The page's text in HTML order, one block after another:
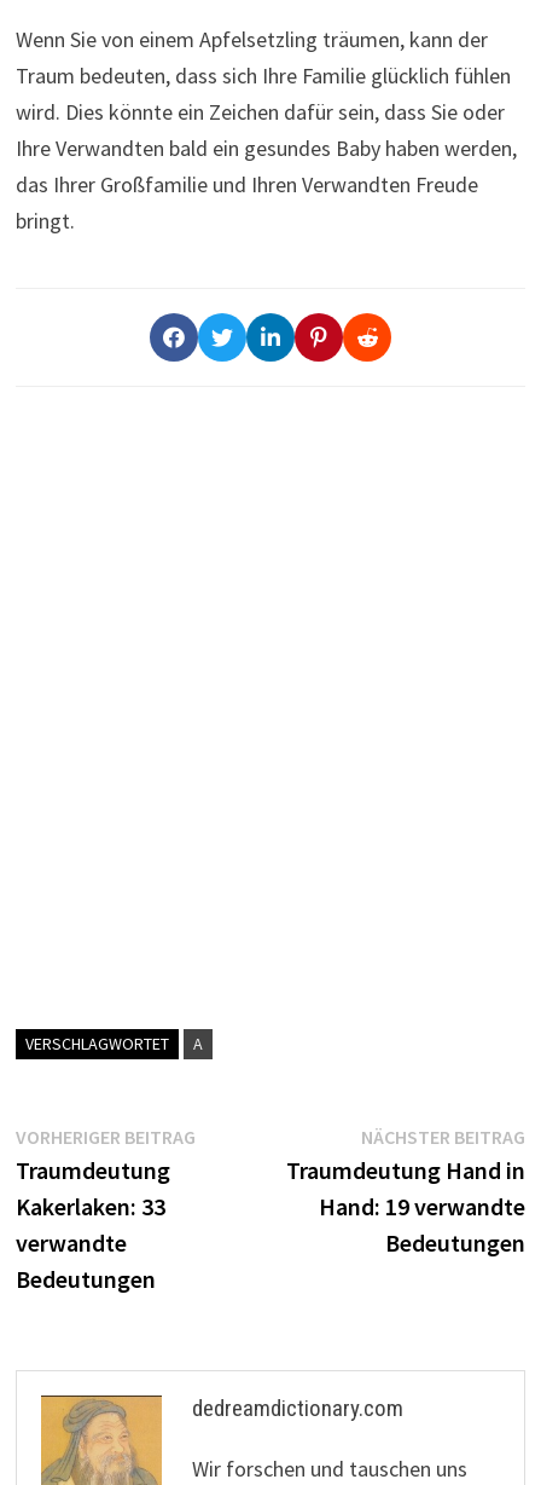
Wenn Sie von einem Apfelsetzling träumen, kann der
Traum bedeuten, dass sich Ihre Familie glücklich fühlen
wird. Dies könnte ein Zeichen dafür sein, dass Sie oder
Ihre Verwandten bald ein gesundes Baby haben werden,
das Ihrer Großfamilie und Ihren Verwandten Freude
bringt.
VERSCHLAGWORTET A
Beitragsnavigation
VORHERIGER BEITRAGVorheriger
Traumdeutung
Kakerlaken: 33
verwandte
Bedeutungen
NÄCHSTER BEITRAG
Traumdeutung Hand in
Hand: 19 verwandte
Bedeutungen
dedreamdictionary.com
Wir forschen und tauschen uns